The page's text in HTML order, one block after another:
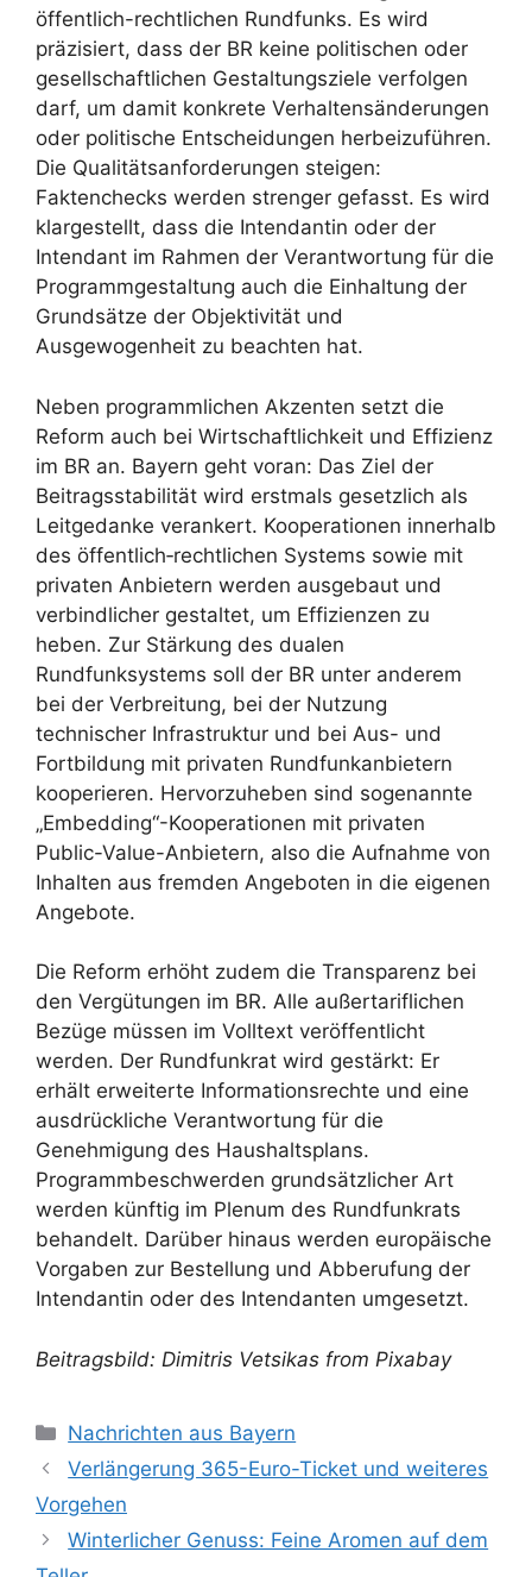
öffentlich-rechtlichen Rundfunks. Es wird
präzisiert, dass der BR keine politischen oder
gesellschaftlichen Gestaltungsziele verfolgen
darf, um damit konkrete Verhaltensänderungen
oder politische Entscheidungen herbeizuführen.
Die Qualitätsanforderungen steigen:
Faktenchecks werden strenger gefasst. Es wird
klargestellt, dass die Intendantin oder der
Intendant im Rahmen der Verantwortung für die
Programmgestaltung auch die Einhaltung der
Grundsätze der Objektivität und
Ausgewogenheit zu beachten hat.
Neben programmlichen Akzenten setzt die
Reform auch bei Wirtschaftlichkeit und Effizienz
im BR an. Bayern geht voran: Das Ziel der
Beitragsstabilität wird erstmals gesetzlich als
Leitgedanke verankert. Kooperationen innerhalb
des öffentlich‑rechtlichen Systems sowie mit
privaten Anbietern werden ausgebaut und
verbindlicher gestaltet, um Effizienzen zu
heben. Zur Stärkung des dualen
Rundfunksystems soll der BR unter anderem
bei der Verbreitung, bei der Nutzung
technischer Infrastruktur und bei Aus- und
Fortbildung mit privaten Rundfunkanbietern
kooperieren. Hervorzuheben sind sogenannte
„Embedding“-Kooperationen mit privaten
Public-Value-Anbietern, also die Aufnahme von
Inhalten aus fremden Angeboten in die eigenen
Angebote.
Die Reform erhöht zudem die Transparenz bei
den Vergütungen im BR. Alle außertariflichen
Bezüge müssen im Volltext veröffentlicht
werden. Der Rundfunkrat wird gestärkt: Er
erhält erweiterte Informationsrechte und eine
ausdrückliche Verantwortung für die
Genehmigung des Haushaltsplans.
Programmbeschwerden grundsätzlicher Art
werden künftig im Plenum des Rundfunkrats
behandelt. Darüber hinaus werden europäische
Vorgaben zur Bestellung und Abberufung der
Intendantin oder des Intendanten umgesetzt.
Beitragsbild: Dimitris Vetsikas from Pixabay
Kategorien
Nachrichten aus Bayern
Verlängerung 365-Euro-Ticket und weiteres
Vorgehen
Winterlicher Genuss: Feine Aromen auf dem